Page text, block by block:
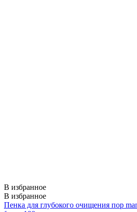
В избранное
В избранное
Пенка для глубокого очищения пор